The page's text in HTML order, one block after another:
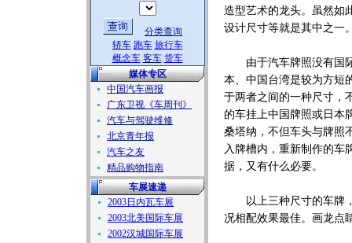
分类查询
轿车 跑车 旅行车
概念车 客车 货车
媒体专区
中国汽车画报
广东卫视《车周刊》
汽车与驾驶维修
北京青年报
汽车之友
精品购物指南
车展速递
2003日内瓦车展
2003北美国际车展
2002汉城国际车展
造型艺术的龙头。虽然如
设计尺寸等就是其中之一
由于汽车牌照没有国际
本、中国台湾是较为方短
于两者之间的一种尺寸，
的车挂上中国牌照或日本
桑塔纳，不但车头与牌照
入牌槽内，重新制作的车
据，又有什么必要。
以上三种尺寸的车牌，
况相配效果最佳。画龙点